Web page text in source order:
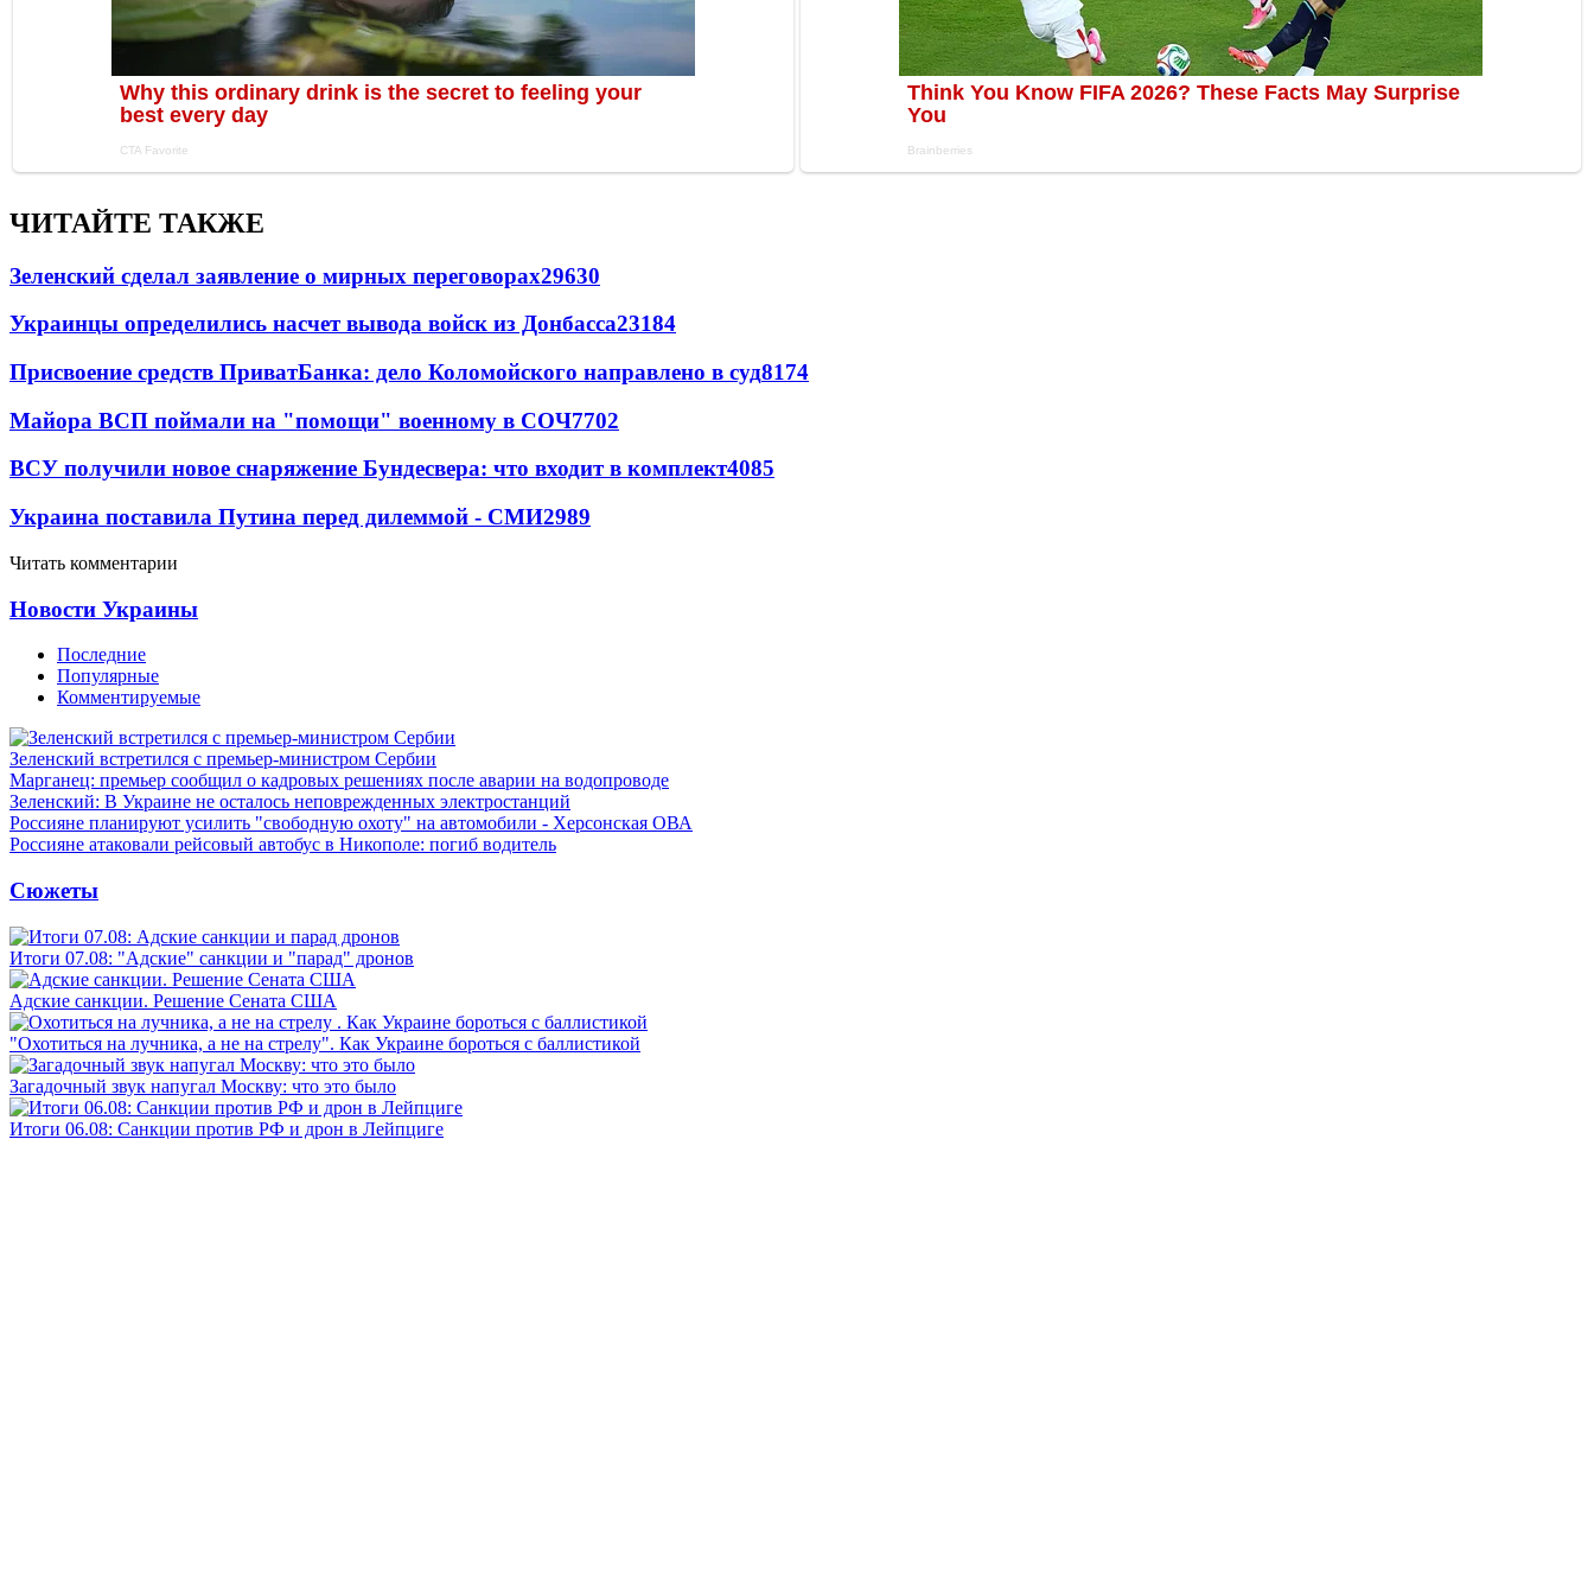
ЧИТАЙТЕ ТАКЖЕ
Зеленский сделал заявление о мирных переговорах29630
Украинцы определились насчет вывода войск из Донбасса23184
Присвоение средств ПриватБанка: дело Коломойского направлено в суд8174
Майора ВСП поймали на "помощи" военному в СОЧ7702
ВСУ получили новое снаряжение Бундесвера: что входит в комплект4085
Украина поставила Путина перед дилеммой - СМИ2989
Читать комментарии
Новости Украины
Последние
Популярные
Комментируемые
Зеленский встретился с премьер-министром Сербии
Марганец: премьер сообщил о кадровых решениях после аварии на водопроводе
Зеленский: В Украине не осталось неповрежденных электростанций
Россияне планируют усилить "свободную охоту" на автомобили - Херсонская ОВА
Россияне атаковали рейсовый автобус в Никополе: погиб водитель
Сюжеты
Итоги 07.08: "Адские" санкции и "парад" дронов
Адские санкции. Решение Сената США
"Охотиться на лучника, а не на стрелу". Как Украине бороться с баллистикой
Загадочный звук напугал Москву: что это было
Итоги 06.08: Санкции против РФ и дрон в Лейпциге